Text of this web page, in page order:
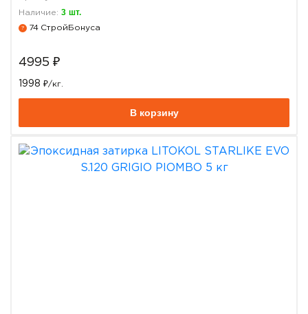
Наличие: 3 шт.
? 74 СтройБонуса
4995 ₽
1998 ₽/кг.
В корзину